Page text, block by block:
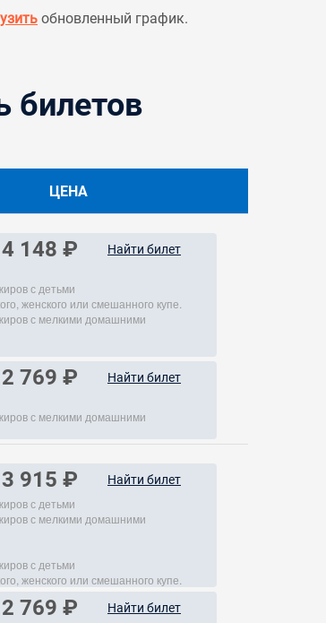
обновленный график.
билетов
ЦЕНА
4 148 ₽ Найти билет
с детьми
женского или смешанного купе.
с мелкими домашними
2 769 ₽ Найти билет
с мелкими домашними
3 915 ₽ Найти билет
с детьми
с мелкими домашними
с детьми
женского или смешанного купе.
2 769 ₽ Найти билет